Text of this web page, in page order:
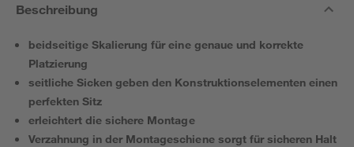
Beschreibung
beidseitige Skalierung für eine genaue und korrekte
Platzierung
seitliche Sicken geben den Konstruktionselementen einen
perfekten Sitz
erleichtert die sichere Montage
Verzahnung in der Montageschiene sorgt für sicheren Halt